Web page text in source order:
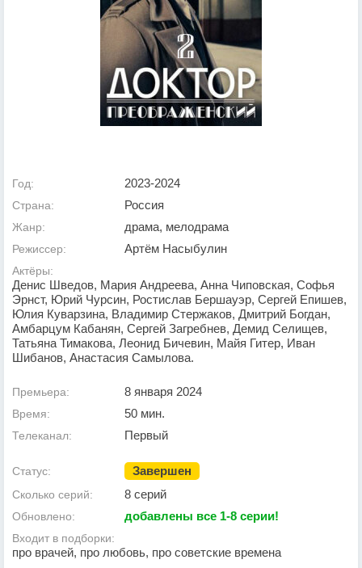
Год: 2023-2024
Страна: Россия
Жанр: драма, мелодрама
Режиссер: Артём Насыбулин
Актёры:
Денис Шведов, Мария Андреева, Анна Чиповская, Софья
Эрнст, Юрий Чурсин, Ростислав Бершауэр, Сергей Епишев,
Юлия Куварзина, Владимир Стержаков, Дмитрий Богдан,
Амбарцум Кабанян, Сергей Загребнев, Демид Селищев,
Татьяна Тимакова, Леонид Бичевин, Майя Гитер, Иван
Шибанов, Анастасия Самылова.
Премьера: 8 января 2024
Время: 50 мин.
Телеканал: Первый
Статус: Завершен
Сколько серий: 8 серий
Обновлено: добавлены все 1-8 серии!
Входит в подборки:
про врачей, про любовь, про советские времена